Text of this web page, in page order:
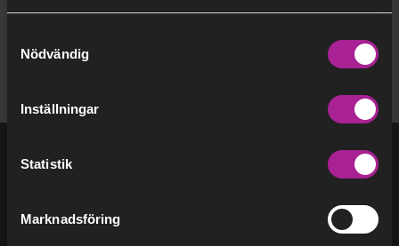
samlat in när du har använt deras tjänster.
Nödvändig
Inställningar
Statistik
Marknadsföring